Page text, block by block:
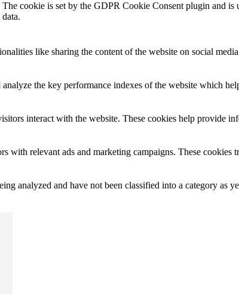
The cookie is set by the GDPR Cookie Consent plugin and is
data.
like sharing the content of the website on social
the key performance indexes of the website which
interact with the website. These cookies help provide
with relevant ads and marketing campaigns. These
analyzed and have not been classified into a category as